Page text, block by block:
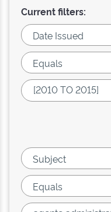
Current filters: